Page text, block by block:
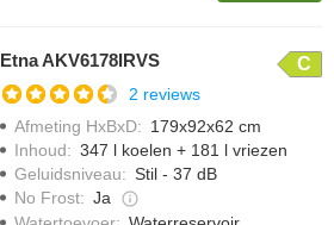
Etna AKV6178IRVS C
2 reviews
Afmeting HxBxD: 179x92x62 cm
Inhoud: 347 l koelen + 181 l vriezen
Geluidsniveau: Stil - 37 dB
No Frost: Ja